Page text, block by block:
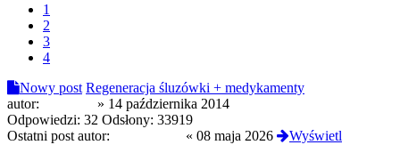
1
2
3
4
Nowy post Regeneracja śluzówki + medykamenty
autor:
» 14 października 2014
Odpowiedzi: 32 Odsłony: 33919
Ostatni post autor:
« 08 maja 2026
Wyświetl